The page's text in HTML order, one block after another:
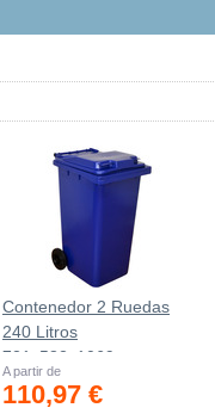
Contenedor 2 Ruedas
240 Litros
721х582х1069mm
A partir de
110,97 €